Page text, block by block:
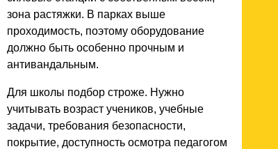
зона растяжки. В парках выше
проходимость, поэтому оборудование
должно быть особенно прочным и
антивандальным.
Для школы подбор строже. Нужно
учитывать возраст учеников, учебные
задачи, требования безопасности,
покрытие, доступность осмотра педагогом